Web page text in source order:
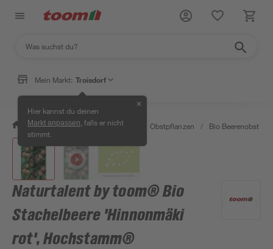
Mein Markt: Troisdorf
Hier kannst du deinen
Markt anpassen , falls er nicht
stimmt.
✕
/ Garten & Freizeit / Pflanzen Obstpflanzen / Bio Beerenobst
Naturtalent by toom® Bio
Stachelbeere 'Hinnonmäki
rot', Hochstamm®